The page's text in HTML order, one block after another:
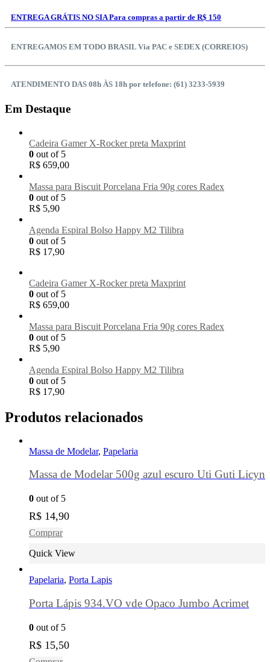
ENTREGA GRÁTIS NO SIA Para compras a partir de R$ 150
ENTREGAMOS EM TODO BRASIL Via PAC e SEDEX (CORREIOS)
ATENDIMENTO DAS 08h ÀS 18h por telefone: (61) 3233-5939
Em Destaque
Cadeira Gamer X-Rocker preta Maxprint
0 out of 5
R$ 659,00
Massa para Biscuit Porcelana Fria 90g cores Radex
0 out of 5
R$ 5,90
Agenda Espiral Bolso Happy M2 Tilibra
0 out of 5
R$ 17,90
Cadeira Gamer X-Rocker preta Maxprint
0 out of 5
R$ 659,00
Massa para Biscuit Porcelana Fria 90g cores Radex
0 out of 5
R$ 5,90
Agenda Espiral Bolso Happy M2 Tilibra
0 out of 5
R$ 17,90
Produtos relacionados
Massa de Modelar, Papelaria
Massa de Modelar 500g azul escuro Uti Guti Licyn
0 out of 5
R$ 14,90
Comprar
Quick View
Papelaria, Porta Lapis
Porta Lápis 934.VO vde Opaco Jumbo Acrimet
0 out of 5
R$ 15,50